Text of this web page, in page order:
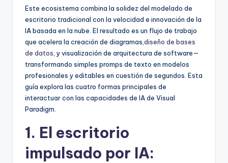
D
it
si
Este ecosistema combina la solidez del modelado de
escritorio tradicional con la velocidad e innovación de la
IA basada en la nube. El resultado es un flujo de trabajo
que acelera la creación de diagramas, diseño de bases
de datos , y visualización de arquitectura de software—
transformando simples promps de texto en modelos
profesionales y editables en cuestión de segundos. Esta
guía explora las cuatro formas principales de
interactuar con las capacidades de IA de Visual
Paradigm.
1. El escritorio
impulsado por IA: